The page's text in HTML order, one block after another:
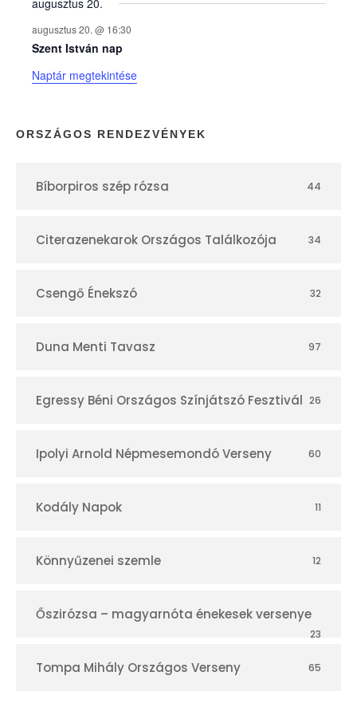
k
n
a
p
r
augusztus 20.
augusztus 20. @ 16:30
Szent István nap
Naptár megtekintése
ORSZÁGOS RENDEZVÉNYEK
Bíborpiros szép rózsa 44
Citerazenekarok Országos Találkozója 34
Csengő Énekszó 32
Duna Menti Tavasz 97
Egressy Béni Országos Színjátszó Fesztivál 26
Ipolyi Arnold Népmesemondó Verseny 60
Kodály Napok 11
Könnyűzenei szemle 12
Őszirózsa – magyarnóta énekesek versenye
23
Tompa Mihály Országos Verseny 65